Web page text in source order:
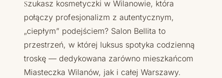
Szukasz kosmetyczki w Wilanowie, która
połączy profesjonalizm z autentycznym,
„ciepłym” podejściem? Salon Bellita to
przestrzeń, w której luksus spotyka codzienną
troskę — dedykowana zarówno mieszkańcom
Miasteczka Wilanów, jak i całej Warszawy.